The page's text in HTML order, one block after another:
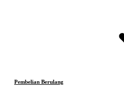
Pembelian Berulang